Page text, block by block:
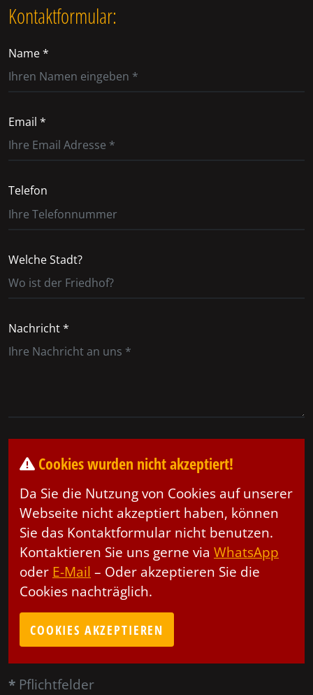
Kontaktformular:
Name *
Email *
Telefon
Welche Stadt?
Nachricht *
Cookies wurden nicht akzeptiert!
Da Sie die Nutzung von Cookies auf unserer
Webseite nicht akzeptiert haben, können
Sie das Kontaktformular nicht benutzen.
Kontaktieren Sie uns gerne via WhatsApp
oder E-Mail – Oder akzeptieren Sie die
Cookies nachträglich.
COOKIES AKZEPTIEREN
* Pflichtfelder